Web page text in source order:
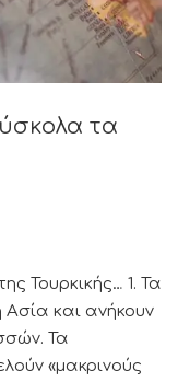
τα
Τουρκικής… 1. Τα
Ασία και ανήκουν
Τα
«μακρινούς